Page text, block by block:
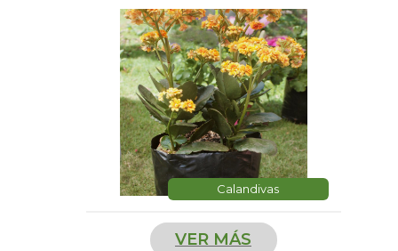
Calandivas
VER MÁS